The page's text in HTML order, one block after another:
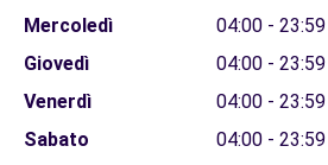
Mercoledì
04:00 - 23:59
Giovedì
04:00 - 23:59
Venerdì
04:00 - 23:59
Sabato
04:00 - 23:59